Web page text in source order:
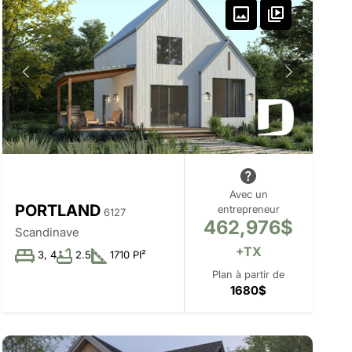
PORTLAND 6127
Scandinave
3, 4 2.5 1710 PI²
Avec un
entrepreneur
462,976$
+TX
Plan à partir de
1680$